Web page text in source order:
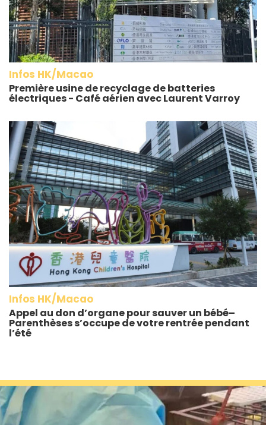
Infos HK/Macao
Première usine de recyclage de batteries
électriques - Café aérien avec Laurent Varroy
Infos HK/Macao
Appel au don d’organe pour sauver un bébé–
Parenthèses s’occupe de votre rentrée pendant
l’été